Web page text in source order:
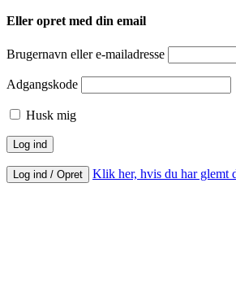
Eller opret med din email
Brugernavn eller e-mailadresse
Adgangskode
Husk mig
Log ind / Opret Klik her, hvis du har glemt